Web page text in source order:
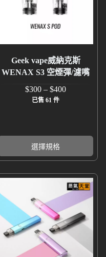
Geek vape威納克斯
WENAX S3 空煙彈/濾嘴
$300 – $400
已售 61 件
選擇規格